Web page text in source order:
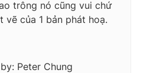
trông nó cũng vui chứ
vẽ của 1 bản phát hoạ.
Peter Chung